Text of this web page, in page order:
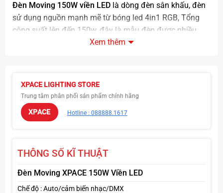
Đèn Moving 150W viền LEDlà dòng đèn sân khấu, đèn
sử dụng nguồn mạnh mẽ từ bóng led 4in1 RGB, Tổng
công suất lên đến 150w, đây là mẫu đèn được nhiều
quán bar, mini , pub, lounge sử dụng nhiều nhất…
Xem thêm
XPACE LIGHTING STORE
Trung tâm phân phối sản phẩm chính hãng
XPACE Hotline : 088888.1617
THÔNG SỐ KĨ THUẬT
Đèn Moving XPACE 150W Viền LED
Chế độ : Auto/cảm biến nhạc/DMX